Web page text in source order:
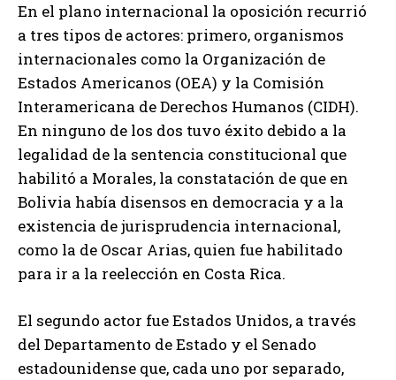
En el plano internacional la oposición recurrió
a tres tipos de actores: primero, organismos
internacionales como la Organización de
Estados Americanos (OEA) y la Comisión
Interamericana de Derechos Humanos (CIDH).
En ninguno de los dos tuvo éxito debido a la
legalidad de la sentencia constitucional que
habilitó a Morales, la constatación de que en
Bolivia había disensos en democracia y a la
existencia de jurisprudencia internacional,
como la de Oscar Arias, quien fue habilitado
para ir a la reelección en Costa Rica.
El segundo actor fue Estados Unidos, a través
del Departamento de Estado y el Senado
estadounidense que, cada uno por separado,